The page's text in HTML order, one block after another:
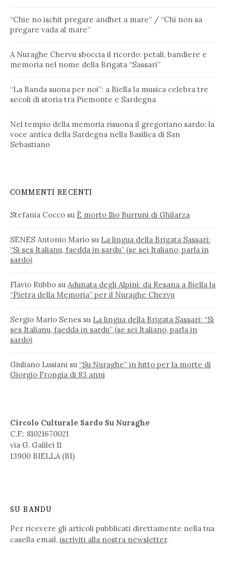
“Chie no ischit pregare andhet a mare” / “Chi non sa
pregare vada al mare”
A Nuraghe Chervu sboccia il ricordo: petali, bandiere e
memoria nel nome della Brigata “Sassari”
“La Banda suona per noi”: a Biella la musica celebra tre
secoli di storia tra Piemonte e Sardegna
Nel tempio della memoria risuona il gregoriano sardo: la
voce antica della Sardegna nella Basilica di San
Sebastiano
COMMENTI RECENTI
Stefania Cocco su È morto Ilio Burruni di Ghilarza
SENES Antonio Mario su La lingua della Brigata Sassari:
“Si ses Italianu, faedda in sardu” (se sei Italiano, parla in
sardo)
Flavio Rubbo su Adunata degli Alpini: da Resana a Biella la
“Pietra della Memoria” per il Nuraghe Chervu
Sergio Mario Senes su La lingua della Brigata Sassari: “Si
ses Italianu, faedda in sardu” (se sei Italiano, parla in
sardo)
Giuliano Lusiani su “Su Nuraghe” in lutto per la morte di
Giorgio Frongia di 83 anni
Circolo Culturale Sardo Su Nuraghe
C.F.: 81021670021
via G. Galilei 11
13900 BIELLA (BI)
SU BANDU
Per ricevere gli articoli pubblicati direttamente nella tua
casella email, iscriviti alla nostra newsletter.